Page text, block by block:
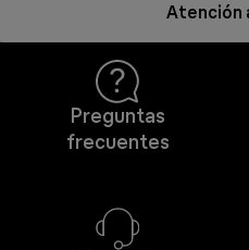
Atención
Preguntas
frecuentes